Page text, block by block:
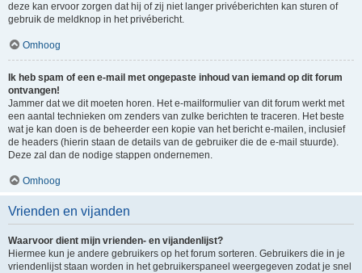
deze kan ervoor zorgen dat hij of zij niet langer privéberichten kan sturen of
gebruik de meldknop in het privébericht.
Omhoog
Ik heb spam of een e-mail met ongepaste inhoud van iemand op dit forum
ontvangen!
Jammer dat we dit moeten horen. Het e-mailformulier van dit forum werkt met
een aantal technieken om zenders van zulke berichten te traceren. Het beste
wat je kan doen is de beheerder een kopie van het bericht e-mailen, inclusief
de headers (hierin staan de details van de gebruiker die de e-mail stuurde).
Deze zal dan de nodige stappen ondernemen.
Omhoog
Vrienden en vijanden
Waarvoor dient mijn vrienden- en vijandenlijst?
Hiermee kun je andere gebruikers op het forum sorteren. Gebruikers die in je
vriendenlijst staan worden in het gebruikerspaneel weergegeven zodat je snel